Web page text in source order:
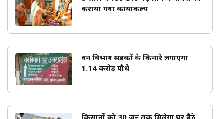
कराया गया कायाकल्प
वन विभाग सड़कों के किनारे लगाएगा
1.14 करोड़ पौधे